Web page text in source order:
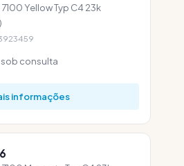
Yellow Typ C4 23k
sob consulta
informações